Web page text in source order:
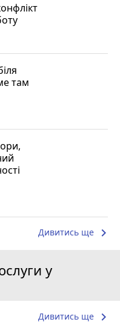
там
Дивитись ще keyboard_arrow_right
у
Дивитись ще keyboard_arrow_right